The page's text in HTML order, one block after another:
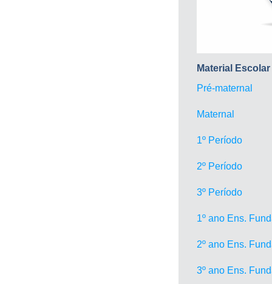
Material
Pré-maternal
Maternal
1º Período
2º Período
3º Período
1º ano Ens.
2º ano Ens.
3º ano Ens.